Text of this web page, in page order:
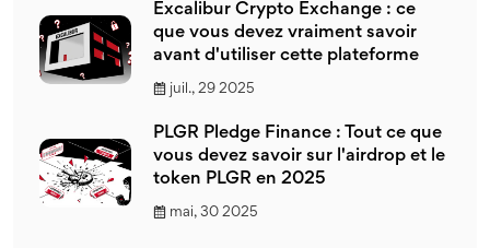
Excalibur Crypto Exchange : ce
que vous devez vraiment savoir
avant d'utiliser cette plateforme
juil., 29 2025
PLGR Pledge Finance : Tout ce que
vous devez savoir sur l'airdrop et le
token PLGR en 2025
mai, 30 2025